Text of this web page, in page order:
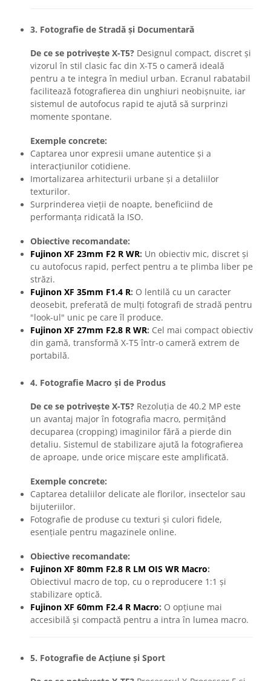
3. Fotografie de Stradă și Documentară
De ce se potrivește X-T5? Designul compact, discret și
vizorul în stil clasic fac din X-T5 o cameră ideală
pentru a te integra în mediul urban. Ecranul rabatabil
facilitează fotografierea din unghiuri neobișnuite, iar
sistemul de autofocus rapid te ajută să surprinzi
momente spontane.
Exemple concrete:
Captarea unor expresii umane autentice și a
interacțiunilor cotidiene.
Imortalizarea arhitecturii urbane și a detaliilor
texturilor.
Surprinderea vieții de noapte, beneficiind de
performanța ridicată la ISO.
Obiective recomandate:
Fujinon XF 23mm F2 R WR: Un obiectiv mic, discret și
cu autofocus rapid, perfect pentru a te plimba liber pe
străzi.
Fujinon XF 35mm F1.4 R: O lentilă cu un caracter
deosebit, preferată de mulți fotografi de stradă pentru
"look-ul" unic pe care îl produce.
Fujinon XF 27mm F2.8 R WR: Cel mai compact obiectiv
din gamă, transformă X-T5 într-o cameră extrem de
portabilă.
4. Fotografie Macro și de Produs
De ce se potrivește X-T5? Rezoluția de 40.2 MP este
un avantaj major în fotografia macro, permițând
decuparea (cropping) imaginilor fără a pierde din
detaliu. Sistemul de stabilizare ajută la fotografierea
de aproape, unde orice mișcare este amplificată.
Exemple concrete:
Captarea detaliilor delicate ale florilor, insectelor sau
bijuteriilor.
Fotografie de produse cu texturi și culori fidele,
esențiale pentru magazinele online.
Obiective recomandate:
Fujinon XF 80mm F2.8 R LM OIS WR Macro:
Obiectivul macro de top, cu o reproducere 1:1 și
stabilizare optică.
Fujinon XF 60mm F2.4 R Macro: O opțiune mai
accesibilă și compactă pentru a intra în lumea macro.
5. Fotografie de Acțiune și Sport